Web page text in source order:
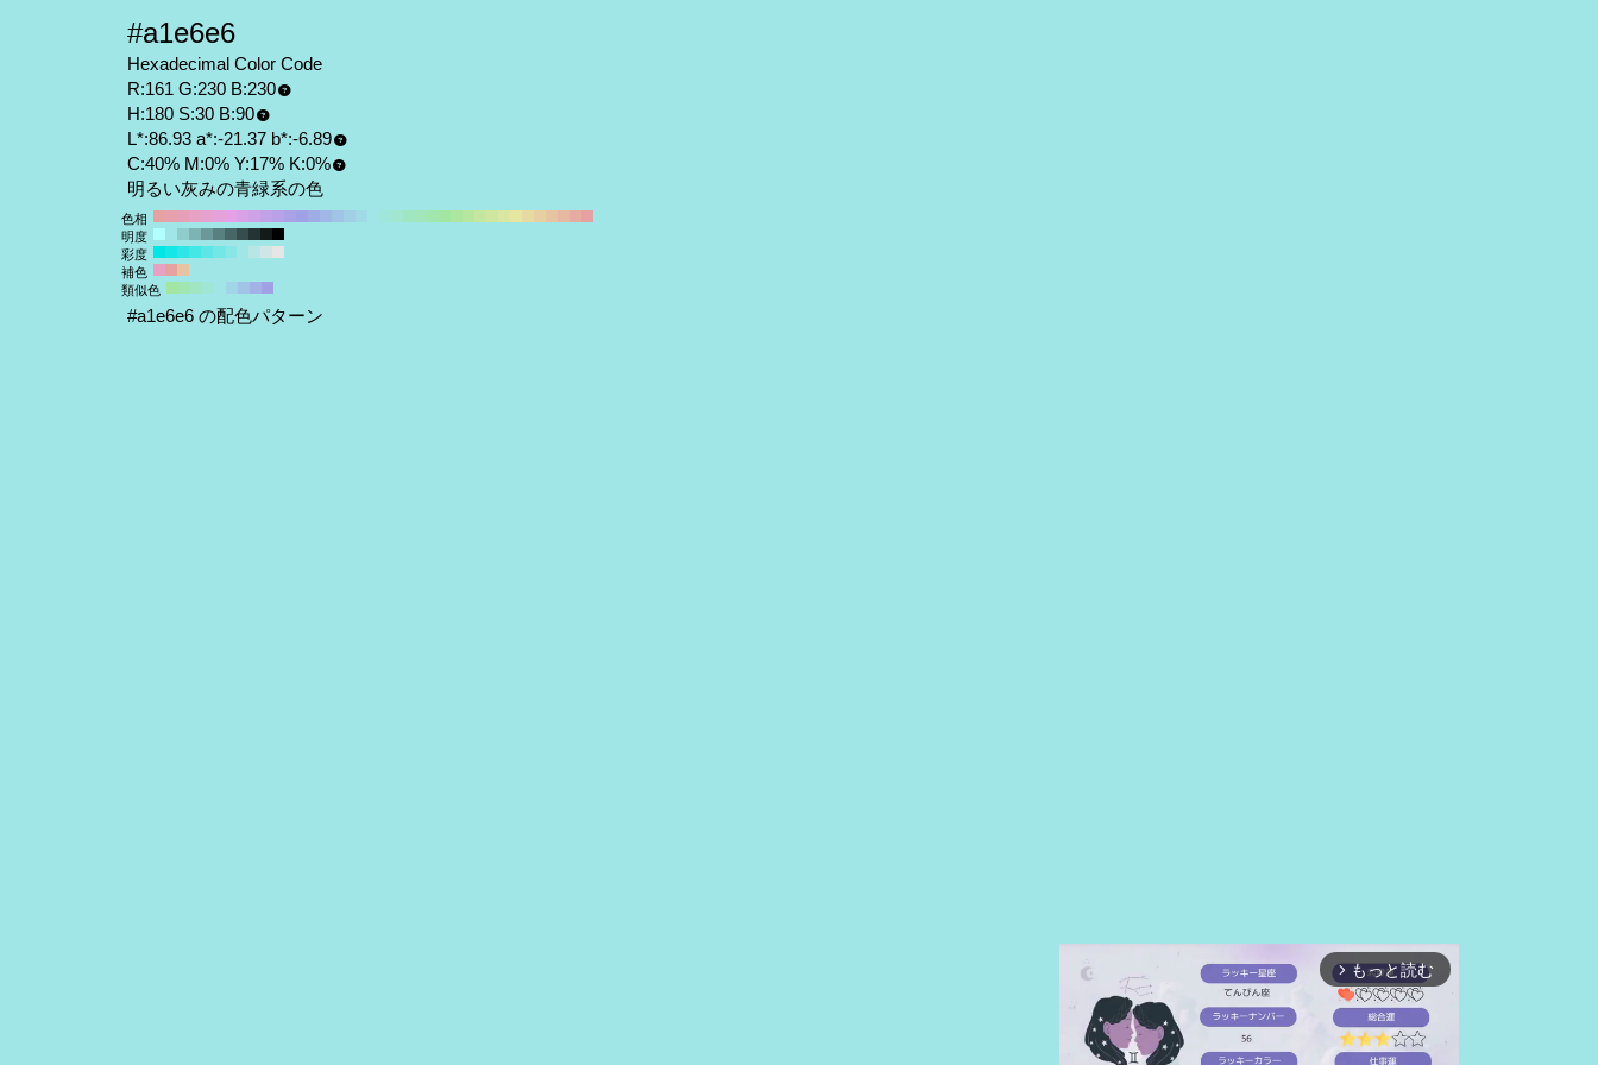
#a1e6e6
Hexadecimal Color Code
R:161 G:230 B:230
H:180 S:30 B:90
L*:86.93 a*:-21.37 b*:-6.89
C:40% M:0% Y:17% K:0%
明るい灰みの青緑系の色
色相
明度
彩度
補色
類似色
#a1e6e6 の配色パターン
arrow_forward_ios もっと読む